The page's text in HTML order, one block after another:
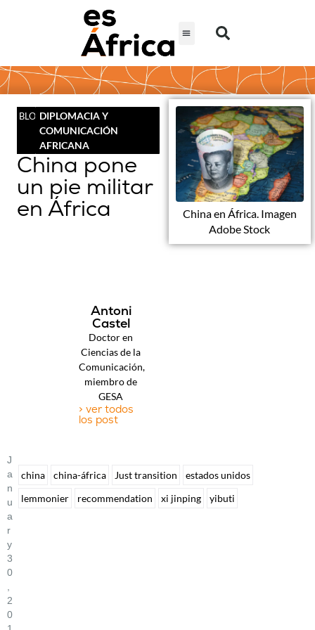
BLOGDIPLOMACIA Y
COMUNICACIÓN
AFRICANA
China pone
un pie militar
en África
China en África. Imagen
Adobe Stock
Antoni
Castel
Doctor en
Ciencias de la
Comunicación,
miembro de
GESA
> ver todos
los post
J
A
N
U
A
R
Y
3
0
,
2
0
china china-áfrica Just transition
estados unidos
lemmonier
recommendation xi jinping yibuti